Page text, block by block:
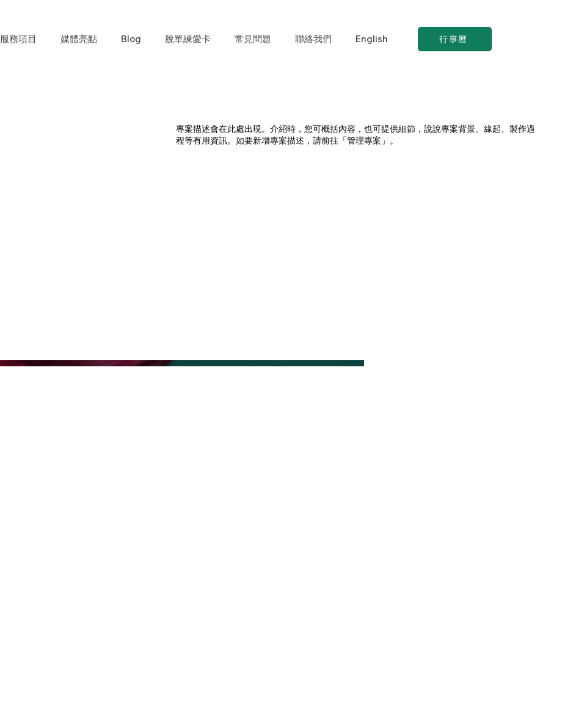
服務項目 媒體亮點 Blog 脫單練愛卡 常見問題 聯絡我們 English 行事曆
專案描述會在此處出現。介紹時，您可概括內容，也可提供細節，說說專案背景、緣起、製作過
程等有用資訊。如要新增專案描述，請前往「管理專案」。